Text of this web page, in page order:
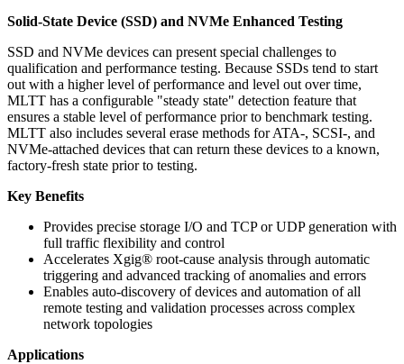
Solid-State Device (SSD) and NVMe Enhanced Testing
SSD and NVMe devices can present special challenges to
qualification and performance testing. Because SSDs tend to start
out with a higher level of performance and level out over time,
MLTT has a configurable "steady state" detection feature that
ensures a stable level of performance prior to benchmark testing.
MLTT also includes several erase methods for ATA-, SCSI-, and
NVMe-attached devices that can return these devices to a known,
factory-fresh state prior to testing.
Key Benefits
Provides precise storage I/O and TCP or UDP generation with
full traffic flexibility and control
Accelerates Xgig® root-cause analysis through automatic
triggering and advanced tracking of anomalies and errors
Enables auto-discovery of devices and automation of all
remote testing and validation processes across complex
network topologies
Applications